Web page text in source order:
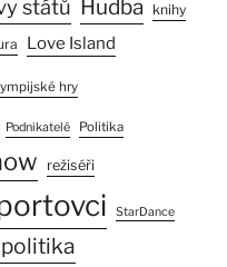
států Hudba knihy
Love Island
hry
Podnikatelé Politika
režiséři
StarDance